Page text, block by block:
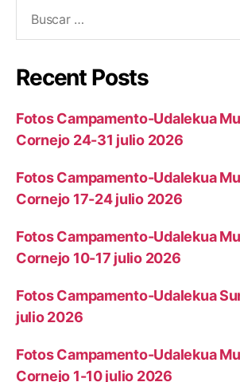
Recent Posts
Fotos Campamento-Udalekua
Cornejo 24-31 julio 2026
Fotos Campamento-Udalekua
Cornejo 17-24 julio 2026
Fotos Campamento-Udalekua
Cornejo 10-17 julio 2026
Fotos Campamento-Udalekua
julio 2026
Fotos Campamento-Udalekua
Cornejo 1-10 julio 2026